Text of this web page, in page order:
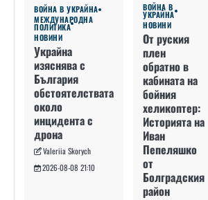
ВОЙНА В УКРАЙНА
МЕЖДУНАРОДНА
ПОЛИТИКА
НОВИНИ
Украйна
изяснява с
България
обстоятелствата
около
инцидента с
дрона
Valeriia Skorych
2026-08-08 21:10
ВОЙНА В
УКРАЙНА
НОВИНИ
От руския
плен
обратно в
кабината на
бойния
хеликоптер:
Историята на
Иван
Пепеляшко
от
Болградския
район